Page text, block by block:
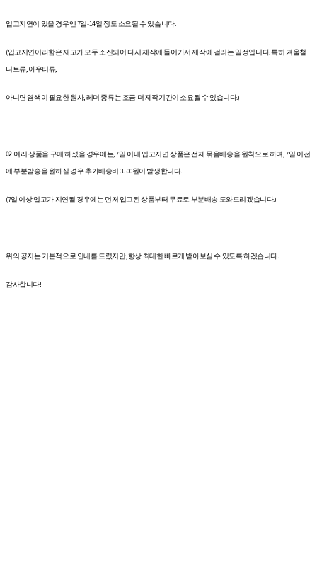
입고지연이 있을 경우엔 7일-14일 정도 소요될 수 있습니다.
(입고지연이라함은 재고가 모두 소진되어 다시 제작에 들어가서 제작에 걸리는 일정입니다. 특히 겨울철
니트류, 아우터류,
아니면 염색이 필요한 원사, 레더 종류는 조금 더 제작기간이 소요될 수 있습니다.)
02여러 상품을 구매 하셨을 경우에는, 7일 이내 입고지연 상품은 전제 묶음배송을 원칙으로 하며, 7일 이전
에 부분발송을 원하실 경우 추가배송비 3.500원이 발생합니다.
(7일 이상 입고가 지연될 경우에는 먼저 입고된 상품부터 무료로 부분배송 도와드리겠습니다.)
위의 공지는 기본적으로 안내를 드렸지만, 항상 최대한 빠르게 받아보실 수 있도록 하겠습니다.
감사합니다!